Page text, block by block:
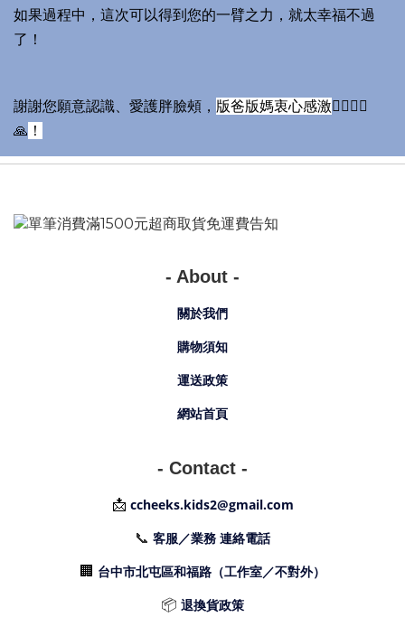
如果過程中，這次可以得到您的一臂之力，就太幸福不過
了！
謝謝您願意認識、愛護胖臉頰， 版爸版媽衷心感激🙇‍♂🙇‍♀
🙏 ！
- About -
關於我們
購物須知
運送政策
網站首頁
- Contact -
📩 ccheeks.kids2@gmail.com
📞 客服／業務 連絡電話
🏢 台中市北屯區和福路（工作室／不對外）
📦 退換貨政策